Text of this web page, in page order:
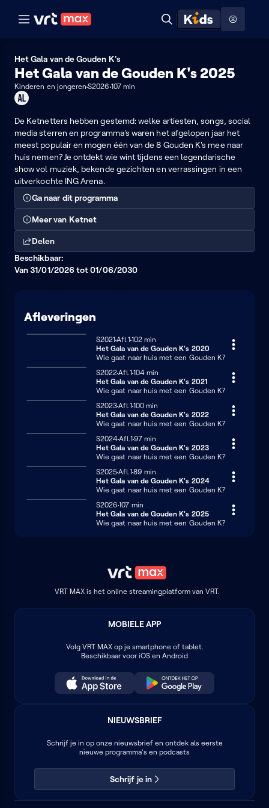
Naar hoofdinhoud Naar audiodescriptie Naar help
Zoeken
ontdekken
Het Gala van de Gouden K's
Het Gala van de Gouden K's 2025
Kinderen en jongerenS2026 107 min
Geschikt
alle
leeftijden
De Ketnetters hebben gestemd: welke artiesten, songs, social
media sterren en programma's waren het afgelopen jaar het
meest populair en mogen één van de 8 Gouden K's mee naar
huis nemen? Je ontdekt wie wint tijdens een legendarische
show vol muziek, bekende gezichten en verrassingen in een
uitverkochte ING Arena.
Ga naar dit programma
Meer van Ketnet
Delen
Beschikbaar:
Van 31/01/2026 tot 01/06/2030
Afleveringen
Seizoen 2021
S2021Afl.1102 minuten
102 min
Het Gala van de Gouden K's 2020
Wie gaat naar huis met een Gouden K?
Seizoen 2022
S2022Afl.1104 minuten
104 min
Het Gala van de Gouden K's 2021
Wie gaat naar huis met een Gouden K?
Seizoen 2023
S2023Afl.1100 minuten
100 min
Het Gala van de Gouden K's 2022
Wie gaat naar huis met een Gouden K?
Seizoen 2024
S2024Afl.197 minuten
97 min
Het Gala van de Gouden K's 2023
Wie gaat naar huis met een Gouden K?
Seizoen 2025
S2025Afl.189 minuten
89 min
Het Gala van de Gouden K's 2024
Wie gaat naar huis met een Gouden K?
Seizoen 2026
S2026107 minuten
107 min
Het Gala van de Gouden K's 2025
Wie gaat naar huis met een Gouden K?
VRT MAX is het online streamingplatform van VRT.
MOBIELE APP
Volg VRT MAXop je smartphone of tablet.
Beschikbaar voor iOS en Android
NIEUWSBRIEF
Schrijf je in op onze nieuwsbrief en ontdek als eerste
nieuwe programma's en podcasts
Schrijf je in